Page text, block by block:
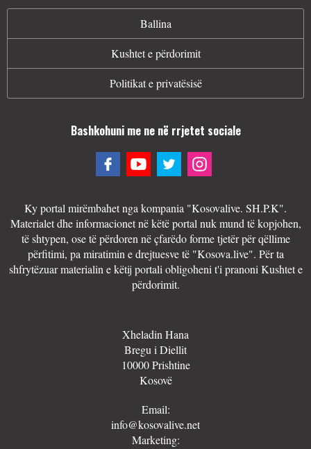
Ballina
Kushtet e përdorimit
Politikat e privatësisë
Bashkohuni me ne në rrjetet sociale
Ky portal mirëmbahet nga kompania "Kosovalive. SH.P.K".
Materialet dhe informacionet në këtë portal nuk mund të kopjohen,
të shtypen, ose të përdoren në çfarëdo forme tjetër për qëllime
përfitimi, pa miratimin e drejtuesve të "Kosova.live". Për ta
shfrytëzuar materialin e këtij portali obligoheni t'i pranoni Kushtet e
përdorimit.
Xheladin Hana
Bregu i Diellit
10000 Prishtine
Kosovë
Email:
info@kosovalive.net
Marketing: